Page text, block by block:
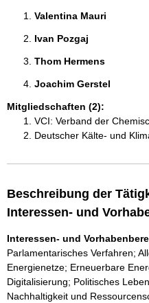
Valentina Mauri
Ivan Pozgaj
Thom Hermens
Joachim Gerstel
Mitgliedschaften (2):
VCI: Verband der
Deutscher Kälte- und
Beschreibung der
Interessen- und
Interessen- und
Parlamentarisches Verfahren;
Energienetze; Erneuerbare
Digitalisierung; Politisches
Nachhaltigkeit und